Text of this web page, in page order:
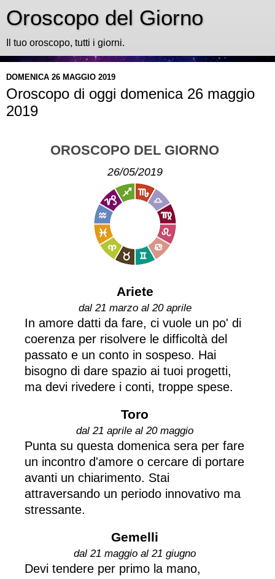
Oroscopo del Giorno
Il tuo oroscopo, tutti i giorni.
DOMENICA 26 MAGGIO 2019
Oroscopo di oggi domenica 26 maggio
2019
OROSCOPO DEL GIORNO
26/05/2019
Ariete
dal 21 marzo al 20 aprile
In amore datti da fare, ci vuole un po' di
coerenza per risolvere le difficoltà del
passato e un conto in sospeso. Hai
bisogno di dare spazio ai tuoi progetti,
ma devi rivedere i conti, troppe spese.
Toro
dal 21 aprile al 20 maggio
Punta su questa domenica sera per fare
un incontro d'amore o cercare di portare
avanti un chiarimento. Stai
attraversando un periodo innovativo ma
stressante.
Gemelli
dal 21 maggio al 21 giugno
Devi tendere per primo la mano,